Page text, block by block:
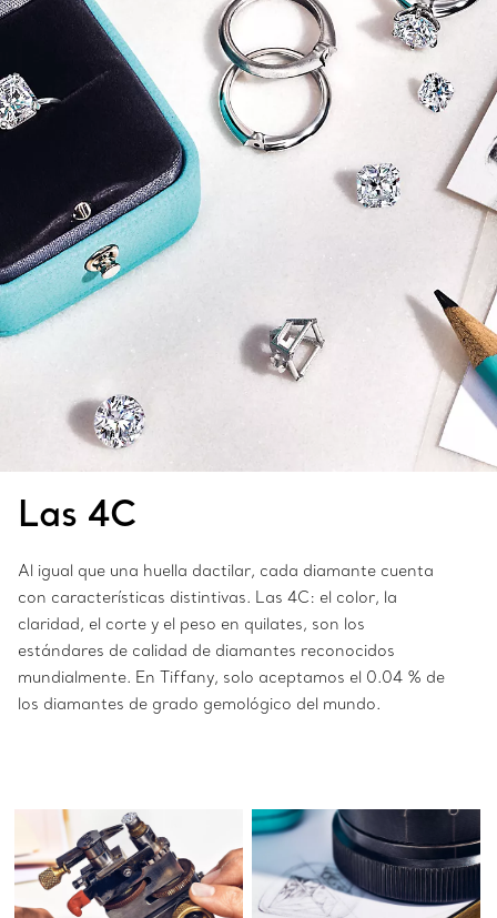
Las 4C
Al igual que una huella dactilar, cada diamante cuenta
con características distintivas. Las 4C: el color, la
claridad, el corte y el peso en quilates, son los
estándares de calidad de diamantes reconocidos
mundialmente. En Tiffany, solo aceptamos el 0.04 % de
los diamantes de grado gemológico del mundo.